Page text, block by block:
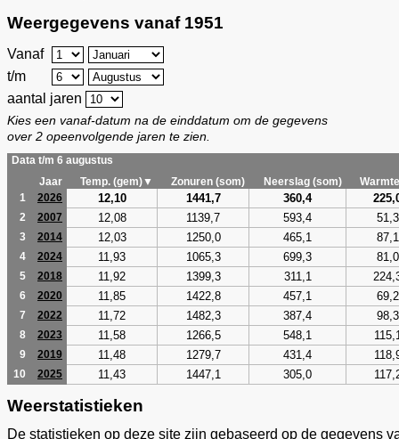
Weergegevens vanaf 1951
Vanaf
t/m
aantal jaren
Kies een vanaf-datum na de einddatum om de gegevens
over 2 opeenvolgende jaren te zien.
Data t/m 6 augustus
Jaar
Temp. (gem)▼ Zonuren (som) Neerslag (som)
1
2026 12,10 1441,7 360,4
2 2007 12,08 1139,7 593,4 51,3
3 2014 12,03 1250,0 465,1 87,1
4 2024 11,93 1065,3 699,3 81,0
5 2018 11,92 1399,3 311,1
6 2020 11,85 1422,8 457,1 69,2
7 2022 11,72 1482,3 387,4 98,3
8 2023 11,58 1266,5 548,1
9 2019 11,48 1279,7 431,4
10 2025 11,43 1447,1 305,0
Weerstatistieken
De statistieken op deze site zijn gebaseerd op de gegevens